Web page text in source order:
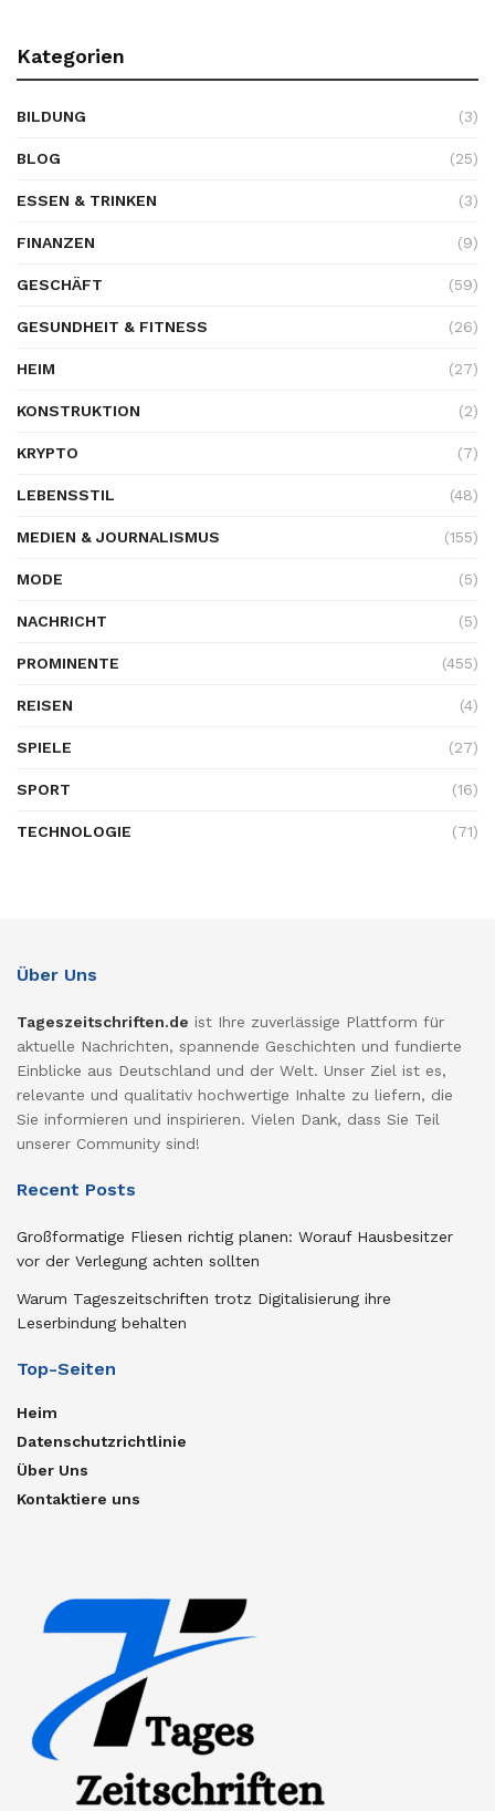
Kategorien
BILDUNG (3)
BLOG (25)
ESSEN & TRINKEN (3)
FINANZEN (9)
GESCHÄFT (59)
GESUNDHEIT & FITNESS (26)
HEIM (27)
KONSTRUKTION (2)
KRYPTO (7)
LEBENSSTIL (48)
MEDIEN & JOURNALISMUS (155)
MODE (5)
NACHRICHT (5)
PROMINENTE (455)
REISEN (4)
SPIELE (27)
SPORT (16)
TECHNOLOGIE (71)
Über Uns
Tageszeitschriften.de ist Ihre zuverlässige Plattform für
aktuelle Nachrichten, spannende Geschichten und fundierte
Einblicke aus Deutschland und der Welt. Unser Ziel ist es,
relevante und qualitativ hochwertige Inhalte zu liefern, die
Sie informieren und inspirieren. Vielen Dank, dass Sie Teil
unserer Community sind!
Recent Posts
Großformatige Fliesen richtig planen: Worauf Hausbesitzer
vor der Verlegung achten sollten
Warum Tageszeitschriften trotz Digitalisierung ihre
Leserbindung behalten
Top-Seiten
Heim
Datenschutzrichtlinie
Über Uns
Kontaktiere uns